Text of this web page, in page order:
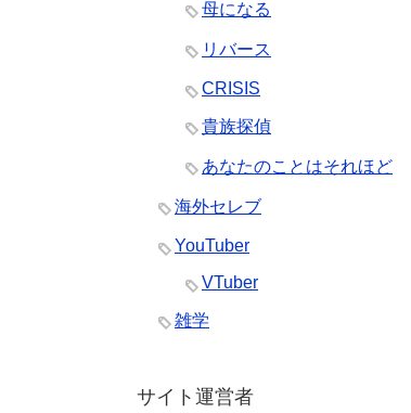
母になる
リバース
CRISIS
貴族探偵
あなたのことはそれほど
海外セレブ
YouTuber
VTuber
雑学
サイト運営者